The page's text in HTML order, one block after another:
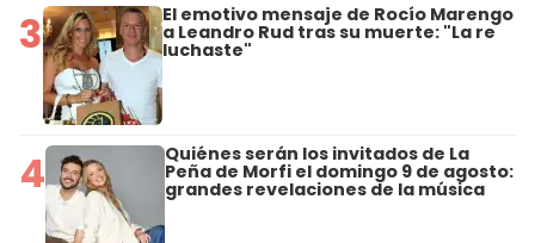
3 El emotivo mensaje de Rocío Marengo
a Leandro Rud tras su muerte: "La re
luchaste"
4 Quiénes serán los invitados de La
Peña de Morfi el domingo 9 de agosto:
grandes revelaciones de la música